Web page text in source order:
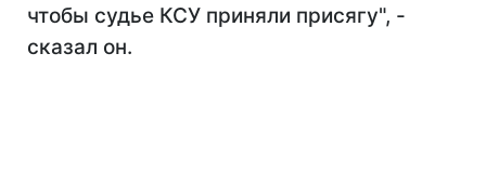
чтобы судье КСУ приняли присягу", -
сказал он.